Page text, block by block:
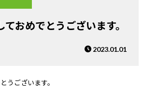
おめでとうございます。
2023.01.01
うございます。